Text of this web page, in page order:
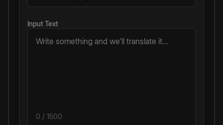
Input Text
0 / 1500